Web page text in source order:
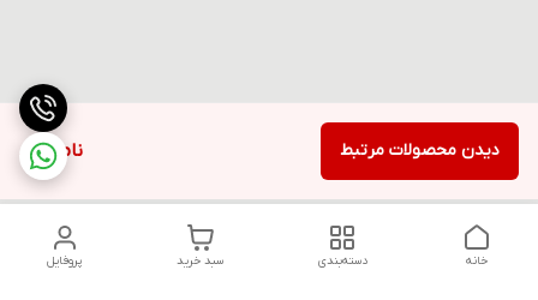
ناموجود دیدن محصولات مرتبط
پروفایل سبد خرید دسته‌بندی خانه